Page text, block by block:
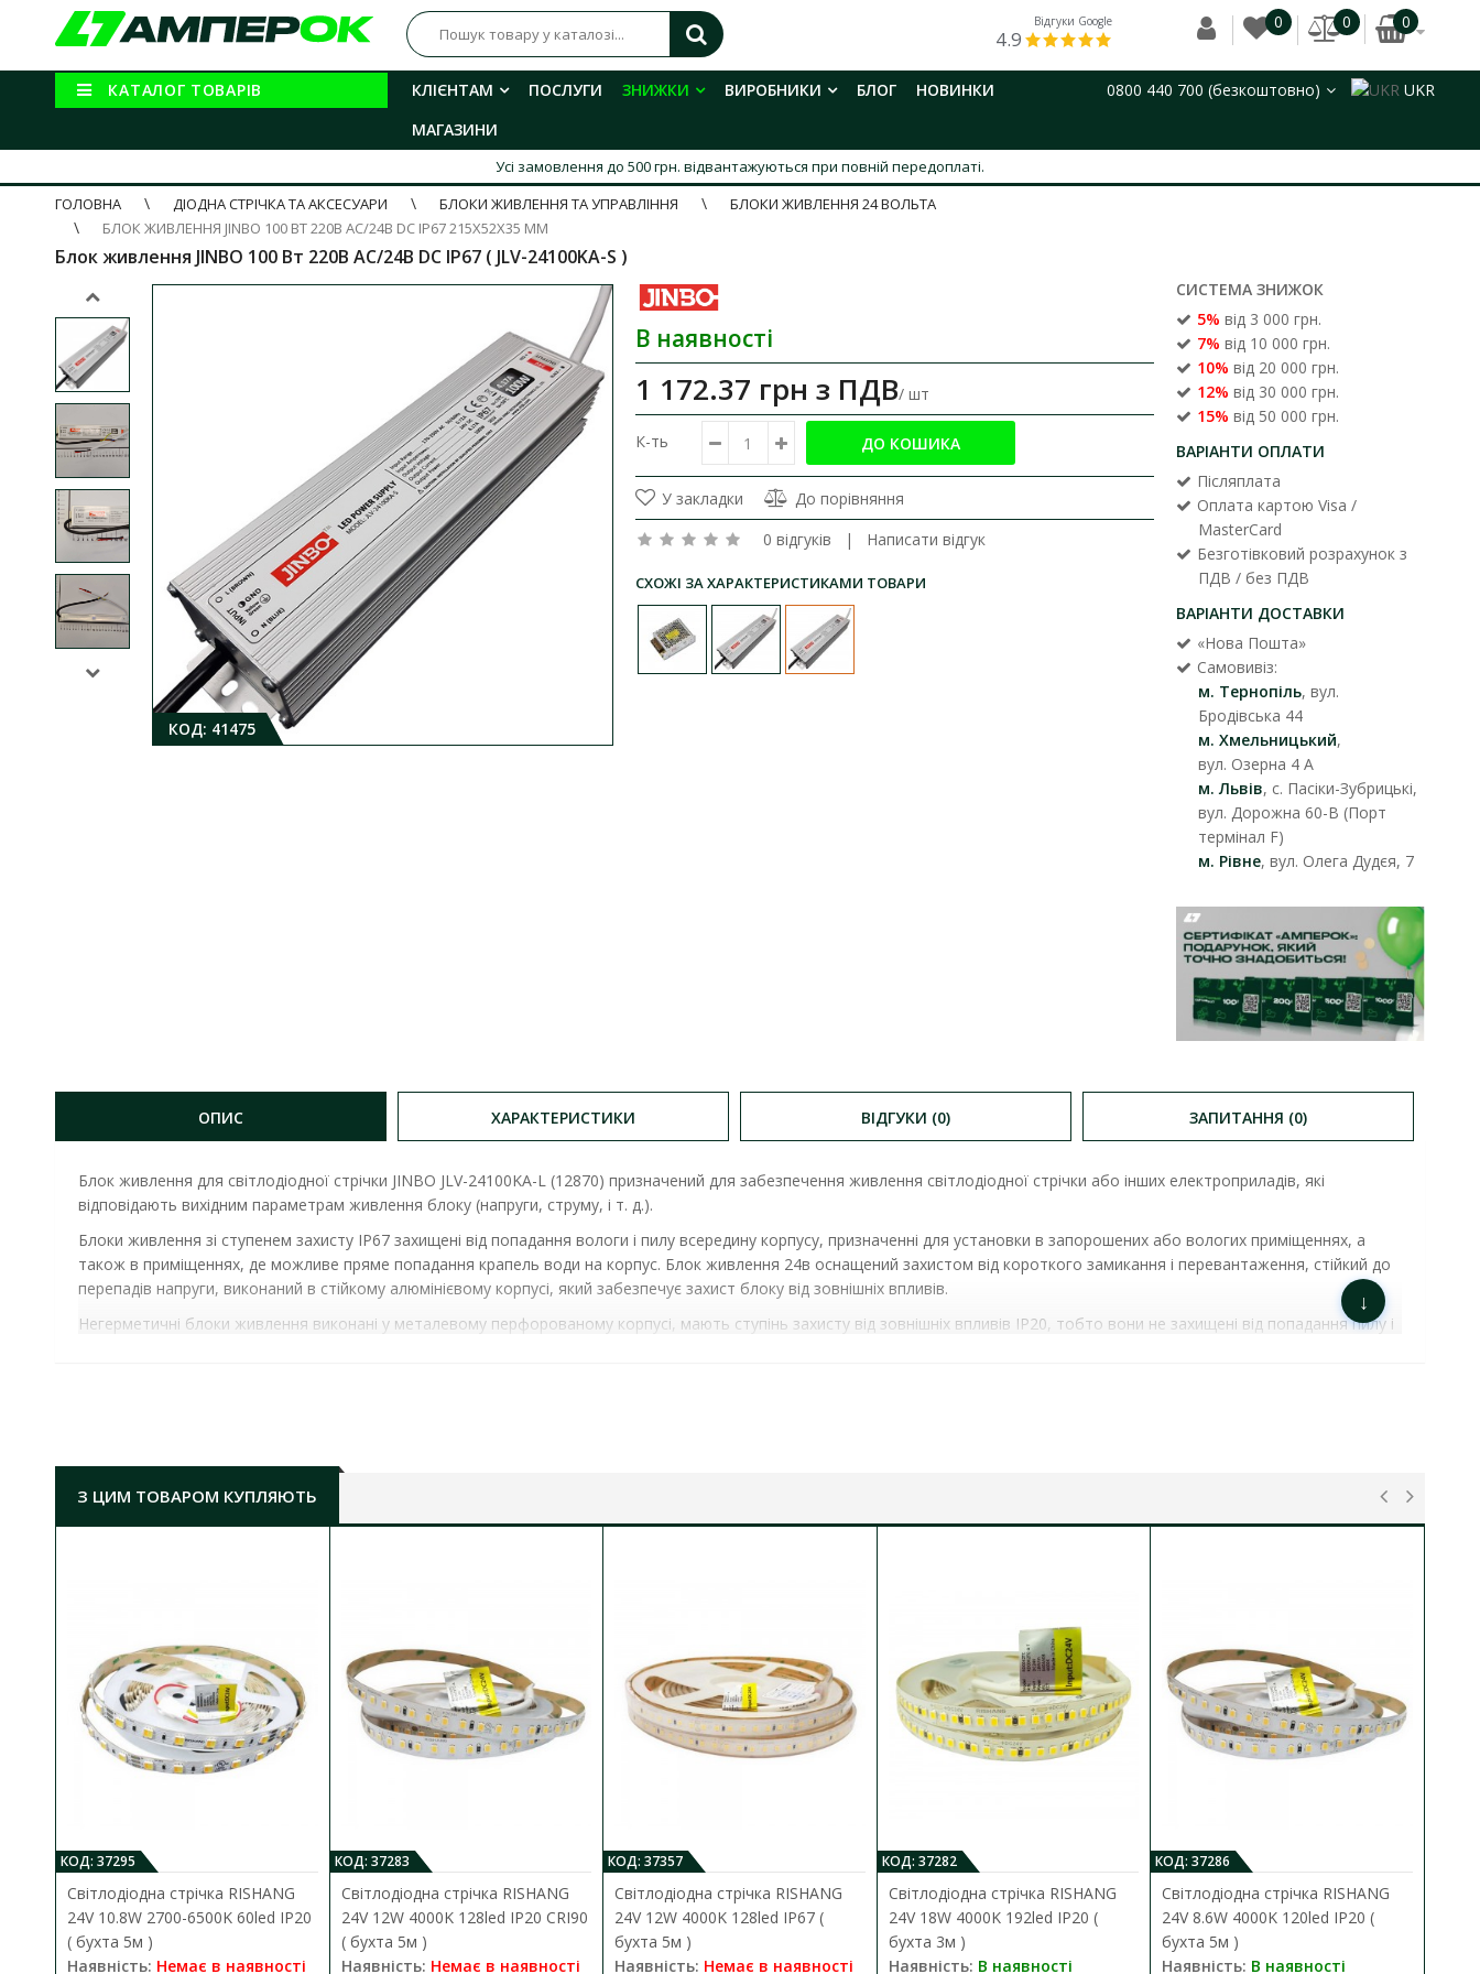
Відгуки Google
4.9
0 0 0
КАТАЛОГ ТОВАРІВ КЛІЄНТАМ ПОСЛУГИ ЗНИЖКИ ВИРОБНИКИ БЛОГ
НОВИНКИ
МАГАЗИНИ
0800 440 700 (безкоштовно) UKR
Усі замовлення до 500 грн. відвантажуються при повній передоплаті.
ГОЛОВНА
ДІОДНА СТРІЧКА ТА АКСЕСУАРИ БЛОКИ ЖИВЛЕННЯ ТА УПРАВЛІННЯ
БЛОКИ ЖИВЛЕННЯ 24 ВОЛЬТА
БЛОК ЖИВЛЕННЯ JINBO 100 ВТ 220В AC/24В DC IP67 215Х52Х35 ММ
Блок живлення JINBO 100 Вт 220В AC/24В DC IP67 ( JLV-24100KA-S )
КОД: 41475
В наявності
1 172.37 грн з ПДВ/ шт
К-ть
У закладки
До порівняння
0 відгуків | Написати відгук
СХОЖІ ЗА ХАРАКТЕРИСТИКАМИ ТОВАРИ
СИСТЕМА ЗНИЖОК
5% від 3 000 грн.
7% від 10 000 грн.
10% від 20 000 грн.
12% від 30 000 грн.
15% від 50 000 грн.
ВАРІАНТИ ОПЛАТИ
Післяплата
Оплата картою Visa /
MasterCard
Безготівковий розрахунок з
ПДВ / без ПДВ
ВАРІАНТИ ДОСТАВКИ
«Нова Пошта»
Самовивіз:
м. Тернопіль, вул.
Бродівська 44
м. Хмельницький,
вул. Озерна 4 А
м. Львів, с. Пасіки-Зубрицькі,
вул. Дорожна 60-В (Порт
термінал F)
м. Рівне, вул. Олега Дудєя, 7
ОПИС ХАРАКТЕРИСТИКИ ВІДГУКИ (0) ЗАПИТАННЯ (0)
Блок живлення для світлодіодної стрічки JINBO JLV-24100KA-L (12870) призначений для забезпечення живлення світлодіодної стрічки або інших електроприладів, які
відповідають вихідним параметрам живлення блоку (напруги, струму, і т. д.).
Блоки живлення зі ступенем захисту IP67 захищені від попадання вологи і пилу всередину корпусу, призначенні для установки в запорошених або вологих приміщеннях, а
також в приміщеннях, де можливе пряме попадання крапель води на корпус. Блок живлення 24в оснащений захистом від короткого замикання і перевантаження, стійкий до
перепадів напруги, виконаний в стійкому алюмінієвому корпусі, який забезпечує захист блоку від зовнішніх впливів.
Негерметичні блоки живлення виконані у металевому перфорованому корпусі, мають ступінь захисту від зовнішніх впливів IP20, тобто вони не захищені від попадання пилу і
температурний режим роботи:
ступінь захисту:IP67
↓
З ЦИМ ТОВАРОМ КУПЛЯЮТЬ
КОД: 37295
Світлодіодна стрічка RISHANG
24V 10.8W 2700-6500K 60led IP20
( бухта 5м )
Наявність: Немає в наявності
КОД: 37283
Світлодіодна стрічка RISHANG
24V 12W 4000K 128led IP20 CRI90
( бухта 5м )
Наявність: Немає в наявності
КОД: 37357
Світлодіодна стрічка RISHANG
24V 12W 4000K 128led IP67 (
бухта 5м )
Наявність: Немає в наявності
КОД: 37282
Світлодіодна стрічка RISHANG
24V 18W 4000K 192led IP20 (
бухта 3м )
Наявність: В наявності
КОД: 37286
Світлодіодна стрічка RISHANG
24V 8.6W 4000K 120led IP20 (
бухта 5м )
Наявність: В наявності